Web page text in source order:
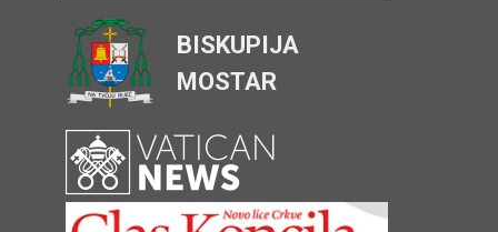
BISKUPIJA
MOSTAR